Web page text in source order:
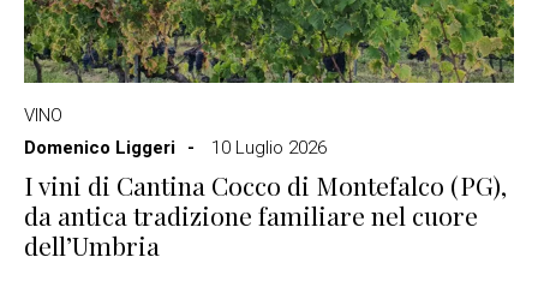
VINO
Domenico Liggeri
10 Luglio 2026
I vini di Cantina Cocco di Montefalco (PG),
da antica tradizione familiare nel cuore
dell’Umbria